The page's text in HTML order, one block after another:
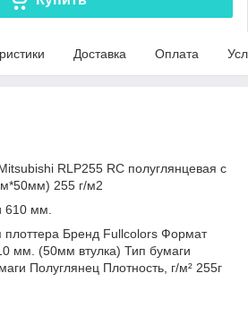
Доставка Оплата
RLP255 RC полуглянцевая с
255 г/м2
мм.
плоттера Бренд Fullcolors Формат
мм. (50мм втулка) Тип бумаги
Полуглянец Плотность, г/м² 255г